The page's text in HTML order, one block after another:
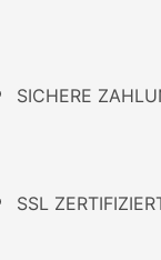
SICHERE
SSL